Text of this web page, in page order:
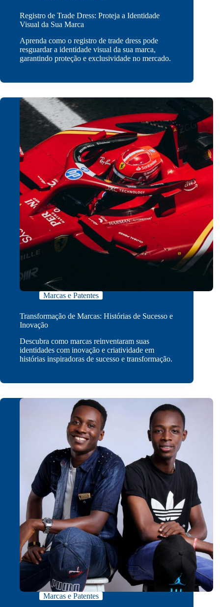
Registro de Trade Dress: Proteja a Identidade
Visual da Sua Marca
Aprenda como o registro de trade dress pode
resguardar a identidade visual da sua marca,
garantindo proteção e exclusividade no mercado.
Marcas e Patentes
Transformação de Marcas: Histórias de Sucesso e
Inovação
Descubra como marcas reinventaram suas
identidades com inovação e criatividade em
histórias inspiradoras de sucesso e transformação.
Marcas e Patentes